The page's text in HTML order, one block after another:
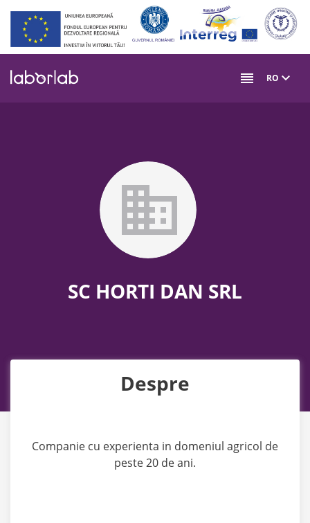
conţinutul
principal
RO
SC HORTI DAN SRL
Despre
Companie cu experienta in domeniul agricol de
peste 20 de ani.